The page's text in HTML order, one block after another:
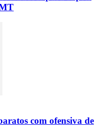
com ofensiva de